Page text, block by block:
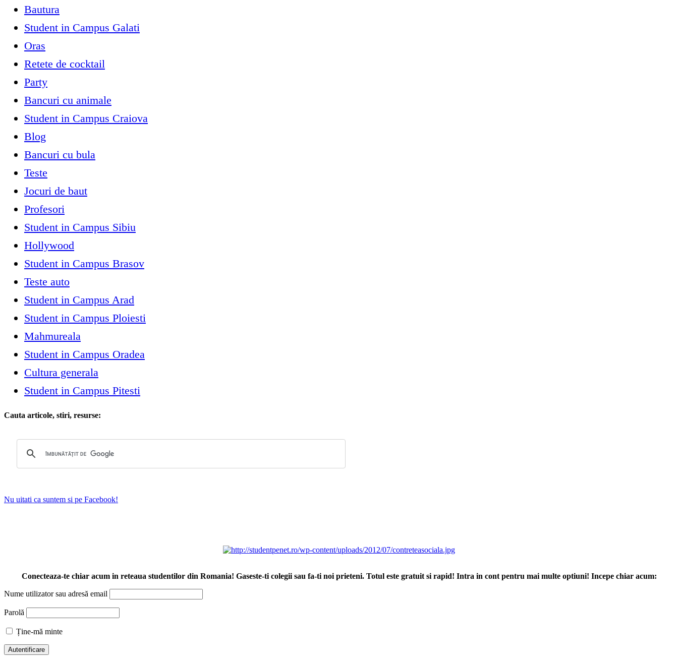
Bautura
Student in Campus Galati
Oras
Retete de cocktail
Party
Bancuri cu animale
Student in Campus Craiova
Blog
Bancuri cu bula
Teste
Jocuri de baut
Profesori
Student in Campus Sibiu
Hollywood
Student in Campus Brasov
Teste auto
Student in Campus Arad
Student in Campus Ploiesti
Mahmureala
Student in Campus Oradea
Cultura generala
Student in Campus Pitesti
Cauta articole, stiri, resurse:
Nu uitati ca suntem si pe Facebook!
Conecteaza-te chiar acum in reteaua studentilor din Romania! Gaseste-ti colegii sau fa-ti noi prieteni. Totul este gratuit si rapid! Intra in cont pentru mai multe optiuni! Incepe chiar acum:
Nume utilizator sau adresă email
Parolă
Ține-mă minte